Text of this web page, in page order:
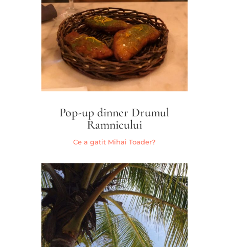
Pop-up dinner Drumul
Ramnicului
Ce a gatit Mihai Toader?